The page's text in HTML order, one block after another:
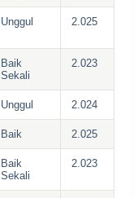
Unggul 2.025
Baik
Sekali
2.023
Unggul 2.024
Baik 2.025
Baik
Sekali
2.023